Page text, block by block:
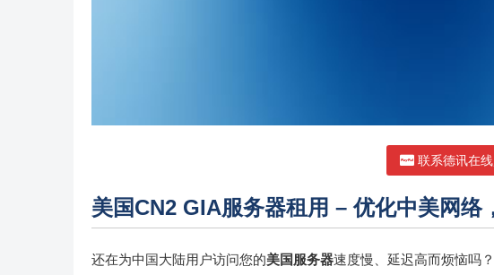
联系德讯在
美国CN2 GIA服务器租用 – 优化中美网络
还在为中国大陆用户访问您的美国服务器速度慢、延迟高而烦恼吗